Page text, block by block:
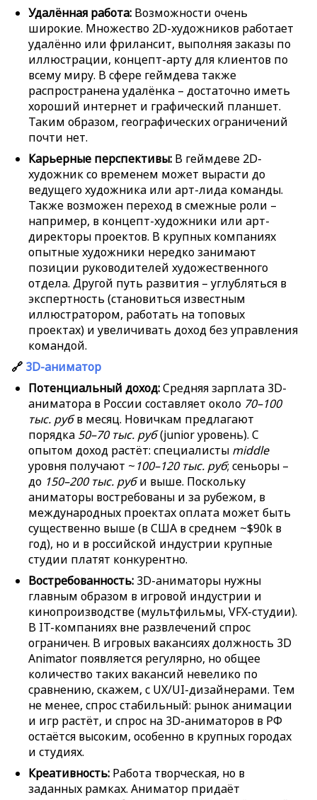
Удалённая работа: Возможности очень
широкие. Множество 2D-художников работает
удалённо или фрилансит, выполняя заказы по
иллюстрации, концепт-арту для клиентов по
всему миру. В сфере геймдева также
распространена удалёнка – достаточно иметь
хороший интернет и графический планшет.
Таким образом, географических ограничений
почти нет.
Карьерные перспективы: В геймдеве 2D-
художник со временем может вырасти до
ведущего художника или арт-лида команды.
Также возможен переход в смежные роли –
например, в концепт-художники или арт-
директоры проектов. В крупных компаниях
опытные художники нередко занимают
позиции руководителей художественного
отдела. Другой путь развития – углубляться в
экспертность (становиться известным
иллюстратором, работать на топовых
проектах) и увеличивать доход без управления
командой.
🔗 3D-аниматор
Потенциальный доход:Средняя зарплата 3D-
аниматора в России составляет около 70–100
тыс. рубв месяц. Новичкам предлагают
порядка 50–70 тыс. руб(junior уровень). С
опытом доход растёт: специалисты middle
уровня получают ~ 100–120 тыс. руб; сеньоры –
до 150–200 тыс. руби выше. Поскольку
аниматоры востребованы и за рубежом, в
международных проектах оплата может быть
существенно выше (в США в среднем ~$90k в
год), но и в российской индустрии крупные
студии платят конкурентно.
Востребованность: 3D-аниматоры нужны
главным образом в игровой индустрии и
кинопроизводстве (мультфильмы, VFX-студии).
В IT-компаниях вне развлечений спрос
ограничен. В игровых вакансиях должность 3D
Animator появляется регулярно, но общее
количество таких вакансий невелико по
сравнению, скажем, с UX/UI-дизайнерами. Тем
не менее, спрос стабильный: рынок анимации
и игр растёт, и спрос на 3D-аниматоров в РФ
остаётся высоким, особенно в крупных городах
и студиях.
Креативность: Работа творческая, но в
заданных рамках. Аниматор придаёт